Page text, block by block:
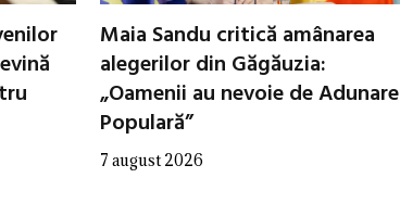
Maia Sandu critică amânarea
alegerilor din Găgăuzia:
„Oamenii au nevoie de Adunare
Populară”
7 august 2026